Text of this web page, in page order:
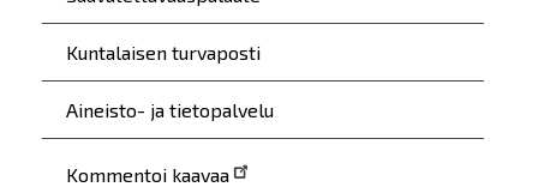
Kuntalaisen turvaposti
Aineisto- ja tietopalvelu
Kommentoi kaavaa